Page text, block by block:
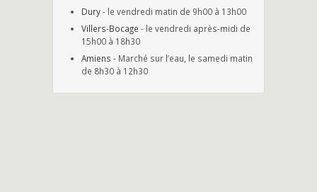
Dury- le vendredi matin de 9h00 à 13h00
Villers-Bocage - le vendredi après-midi de
15h00 à 18h30
Amiens - Marché sur l’eau, le samedi matin
de 8h30 à 12h30